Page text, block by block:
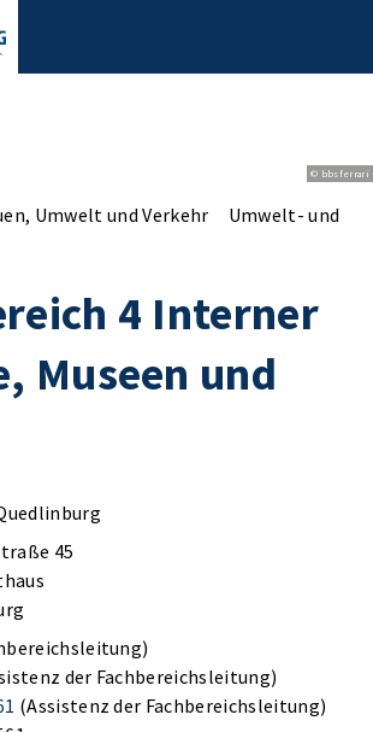
© bbsferrari
Umwelt und Verkehr Umwelt- und
4 Interner
Museen und
45
der Fachbereichsleitung)
(Assistenz der Fachbereichsleitung)